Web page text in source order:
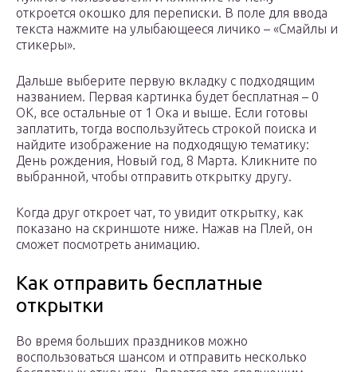
откроется окошко для переписки. В поле для ввода
текста нажмите на улыбающееся личико – «Смайлы и
стикеры».
Дальше выберите первую вкладку с подходящим
названием. Первая картинка будет бесплатная – 0
ОК, все остальные от 1 Ока и выше. Если готовы
заплатить, тогда воспользуйтесь строкой поиска и
найдите изображение на подходящую тематику:
День рождения, Новый год, 8 Марта. Кликните по
выбранной, чтобы отправить открытку другу.
Когда друг откроет чат, то увидит открытку, как
показано на скриншоте ниже. Нажав на Плей, он
сможет посмотреть анимацию.
Как отправить бесплатные
открытки
Во время больших праздников можно
воспользоваться шансом и отправить несколько